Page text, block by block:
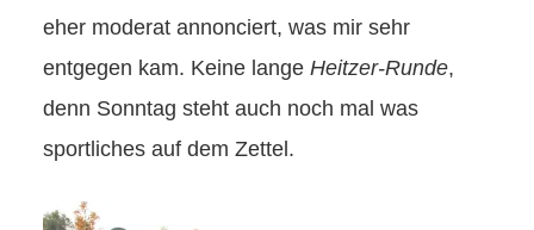
eher moderat annonciert, was mir sehr
entgegen kam. Keine lange Heitzer-Runde,
denn Sonntag steht auch noch mal was
sportliches auf dem Zettel.